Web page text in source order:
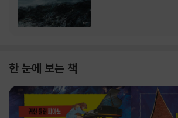
한 눈에 보는 책